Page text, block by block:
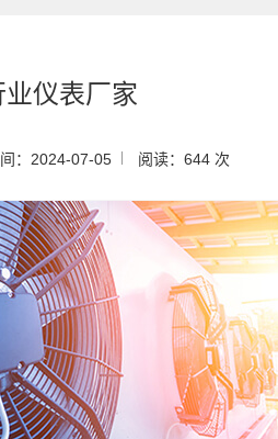
业仪表厂家
：2024-07-05 阅读：644 次